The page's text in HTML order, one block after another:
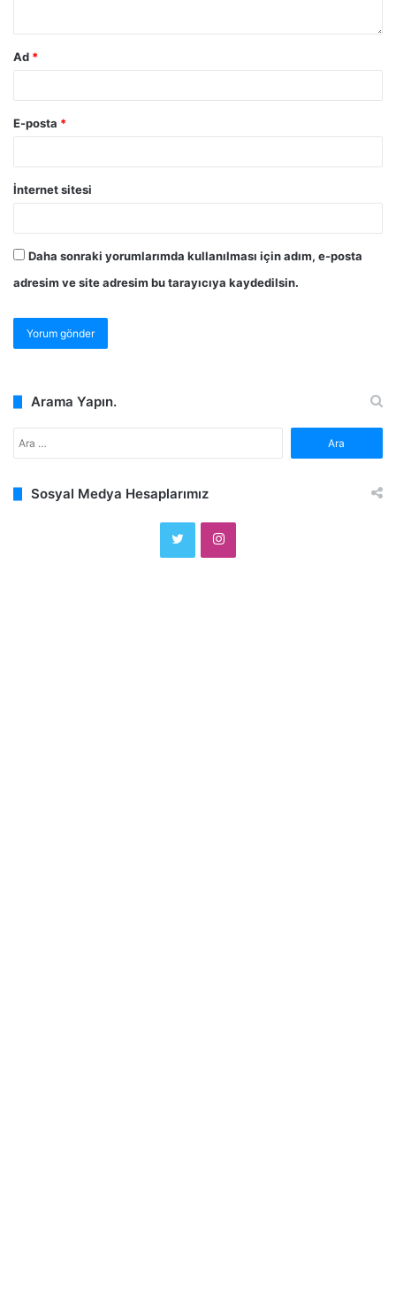
Ad *
E-posta *
İnternet sitesi
Daha sonraki yorumlarımda kullanılması için adım, e-posta
adresim ve site adresim bu tarayıcıya kaydedilsin.
Arama Yapın.
Sosyal Medya Hesaplarımız
TwitterInstagram